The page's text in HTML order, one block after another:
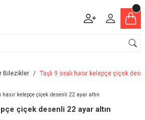
Bilezikler Taşlı 9 sıralı hasır kelepçe çiçek
çiçek desenli 22 ayar altın